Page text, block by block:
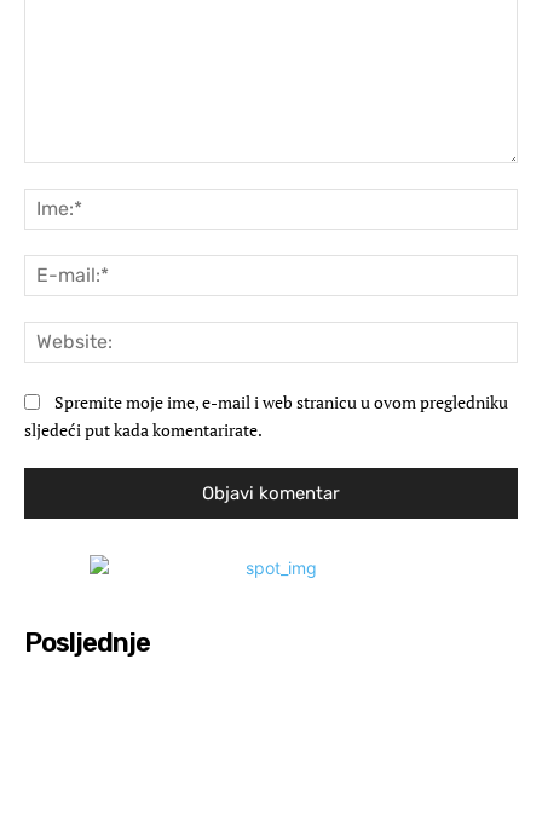
Spremite moje ime, e-mail i web stranicu u ovom pregledniku
sljedeći put kada komentarirate.
Posljednje